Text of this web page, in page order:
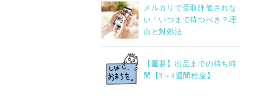
メルカリで受取評価されな
い！いつまで待つべき？理
由と対処法
【重要】出品までの待ち時
間【3～4週間程度】